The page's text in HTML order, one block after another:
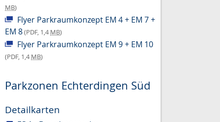
MB)
Flyer Parkraumkonzept EM 4 + EM 7 +
EM 8(PDF, 1,4MB)
Flyer Parkraumkonzept EM 9 + EM 10
(PDF, 1,4MB)
Parkzonen Echterdingen Süd
Detailkarten